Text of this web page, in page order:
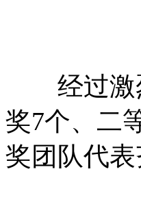
经过激烈
奖7个、二
奖团队代